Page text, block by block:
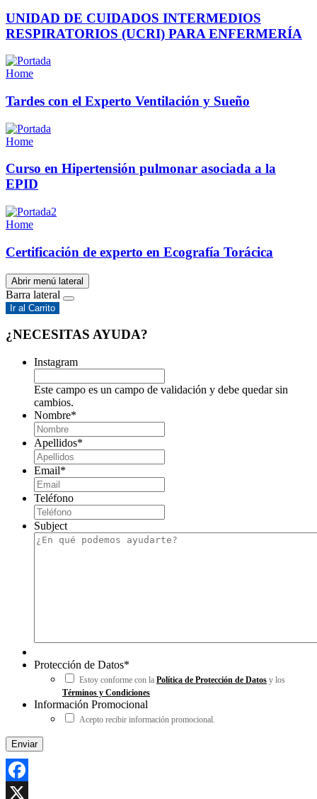
UNIDAD DE CUIDADOS INTERMEDIOS
RESPIRATORIOS (UCRI) PARA ENFERMERÍA
Home
Tardes con el Experto Ventilación y Sueño
Home
Curso en Hipertensión pulmonar asociada a la
EPID
Home
Certificación de experto en Ecografía Torácica
Abrir menú lateral
Barra lateral
Ir al Carrito
¿NECESITAS AYUDA?
Instagram
Este campo es un campo de validación y debe quedar sin
cambios.
Nombre*
Apellidos*
Email*
Teléfono
Subject
Protección de Datos*
Estoy conforme con la Política de Protección de Datos y los
Términos y Condiciones
Información Promocional
Acepto recibir información promocional.
Facebook